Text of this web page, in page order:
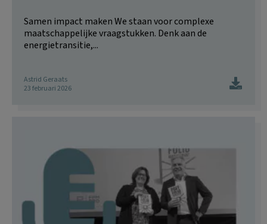
Samen impact maken We staan voor complexe
maatschappelijke vraagstukken. Denk aan de
energietransitie,...
Astrid Geraats
23 februari 2026